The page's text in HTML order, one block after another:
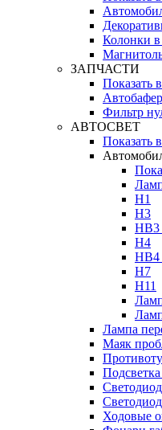
Колонки
ЗАПЧАСТИ
Показать
Фильтр
АВТОСВЕТ
Показать
H1
H3
HB3
H4
HB4
H7
H11
Лампа
Маяк
Ходовые